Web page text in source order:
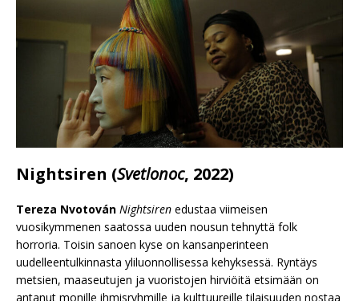
Nightsiren (Svetlonoc, 2022)
Tereza Nvotován Nightsiren edustaa viimeisen
vuosikymmenen saatossa uuden nousun tehnyttä folk
horroria. Toisin sanoen kyse on kansanperinteen
uudelleentulkinnasta yliluonnollisessa kehyksessä. Ryntäys
metsien, maaseutujen ja vuoristojen hirviöitä etsimään on
antanut monille ihmisryhmille ja kulttuureille tilaisuuden nostaa